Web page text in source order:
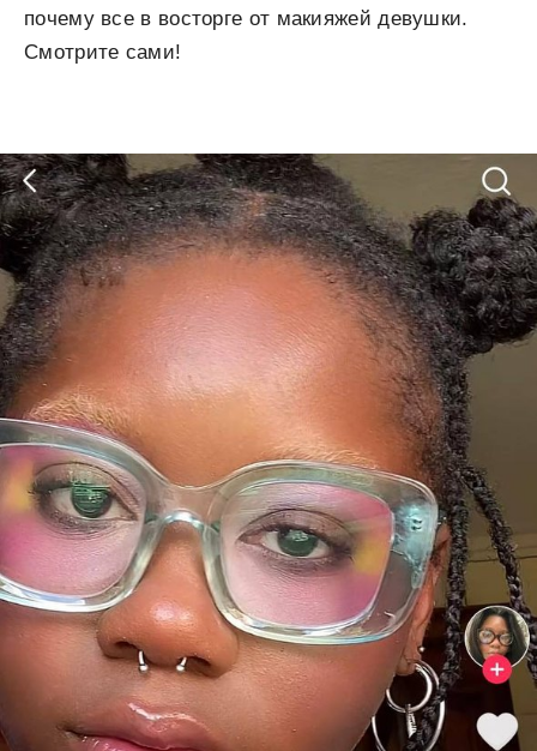
почему все в восторге от макияжей девушки.
Смотрите сами!